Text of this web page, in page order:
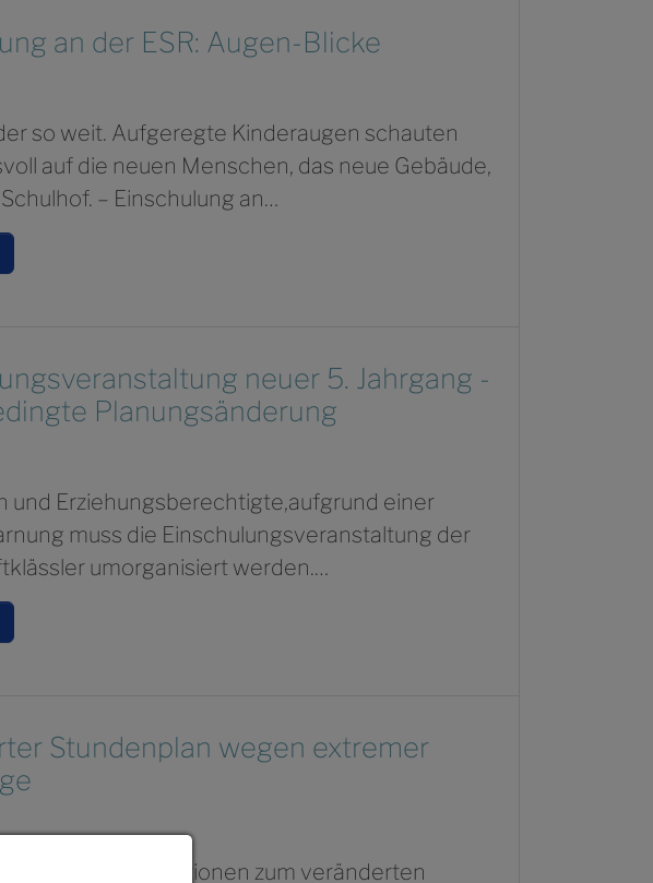
an der ESR: Augen-Blicke
so weit. Aufgeregte Kinderaugen schauten
auf die neuen Menschen, das neue Gebäude,
– Einschulung an…
neuer 5. Jahrgang -
Planungsänderung
und Erziehungsberechtigte,aufgrund einer
muss die Einschulungsveranstaltung der
umorganisiert werden.…
Stundenplan wegen extremer
Sie Informationen zum veränderten